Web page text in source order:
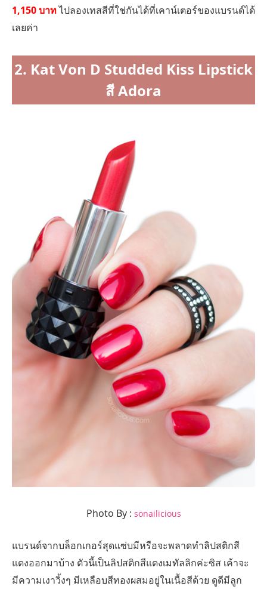
1,150 บาทไปลองเทสสีที่ใช่กันได้ที่เคาน์เตอร์ของแบรนด์ได้
เลยค่า
2. Kat Von D Studded Kiss Lipstick
สี Adora
Photo By : sonailicious
แบรนด์จากบล็อกเกอร์สุดแซ่บมีหรือจะพลาดทำลิปสติกสี
แดงออกมาบ้าง ตัวนี้เป็นลิปสติกสีแดงเมทัลลิกค่ะซิส เค้าจะ
มีความเงาวิ้งๆ มีเหลือบสีทองผสมอยู่ในเนื้อสีด้วย ดูดีมีลูก